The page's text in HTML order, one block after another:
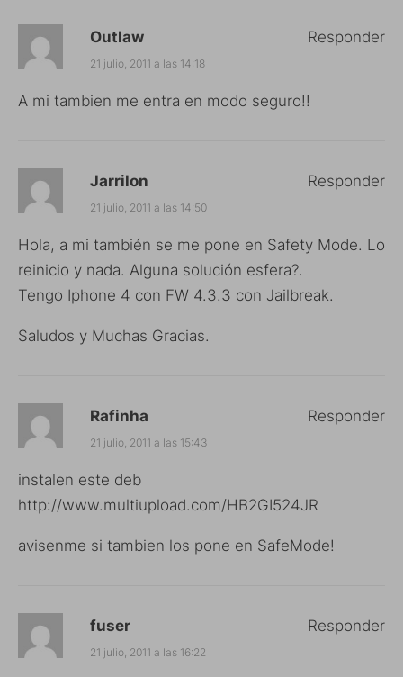
Outlaw
21 julio, 2011 a las 14:18
A mi tambien me entra en modo seguro!!
Responder
Jarrilon
21 julio, 2011 a las 14:50
Hola, a mi también se me pone en Safety Mode. Lo
reinicio y nada. Alguna solución esfera?.
Tengo Iphone 4 con FW 4.3.3 con Jailbreak.
Saludos y Muchas Gracias.
Responder
Rafinha
21 julio, 2011 a las 15:43
instalen este deb
http://www.multiupload.com/HB2GI524JR
avisenme si tambien los pone en SafeMode!
Responder
fuser
21 julio, 2011 a las 16:22
Responder